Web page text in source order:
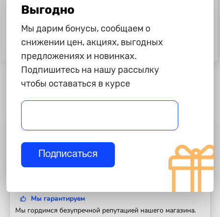
99 ₽
Буква U, хром
99 ₽
Буква S, хром
Доставка
Доставим Ваш заказ в любой регион России. Отправка
Мы гарантируем
Мы гордимся безупречной репутацией нашего магазина.
Выгодно
Мы дарим бонусы, сообщаем о
снижении цен, акциях, выгодных
предложениях и новинках.
Подпишитесь на нашу рассылку
чтобы оставаться в курсе
Подписаться